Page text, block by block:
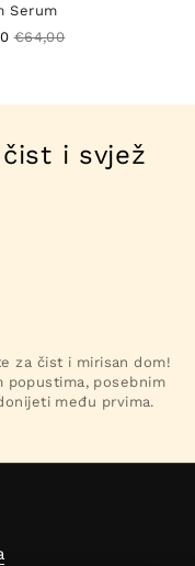
Serum
€64,00
i svjež
za čist i mirisan dom!
popustima, posebnim
među prvima.